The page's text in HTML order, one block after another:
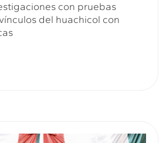
con pruebas
del huachicol con